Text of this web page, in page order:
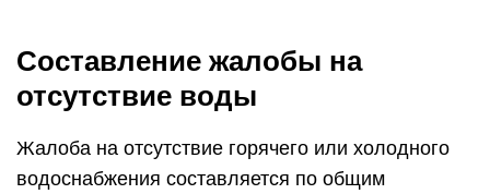
Составление жалобы на
отсутствие воды
Жалоба на отсутствие горячего или холодного
водоснабжения составляется по общим